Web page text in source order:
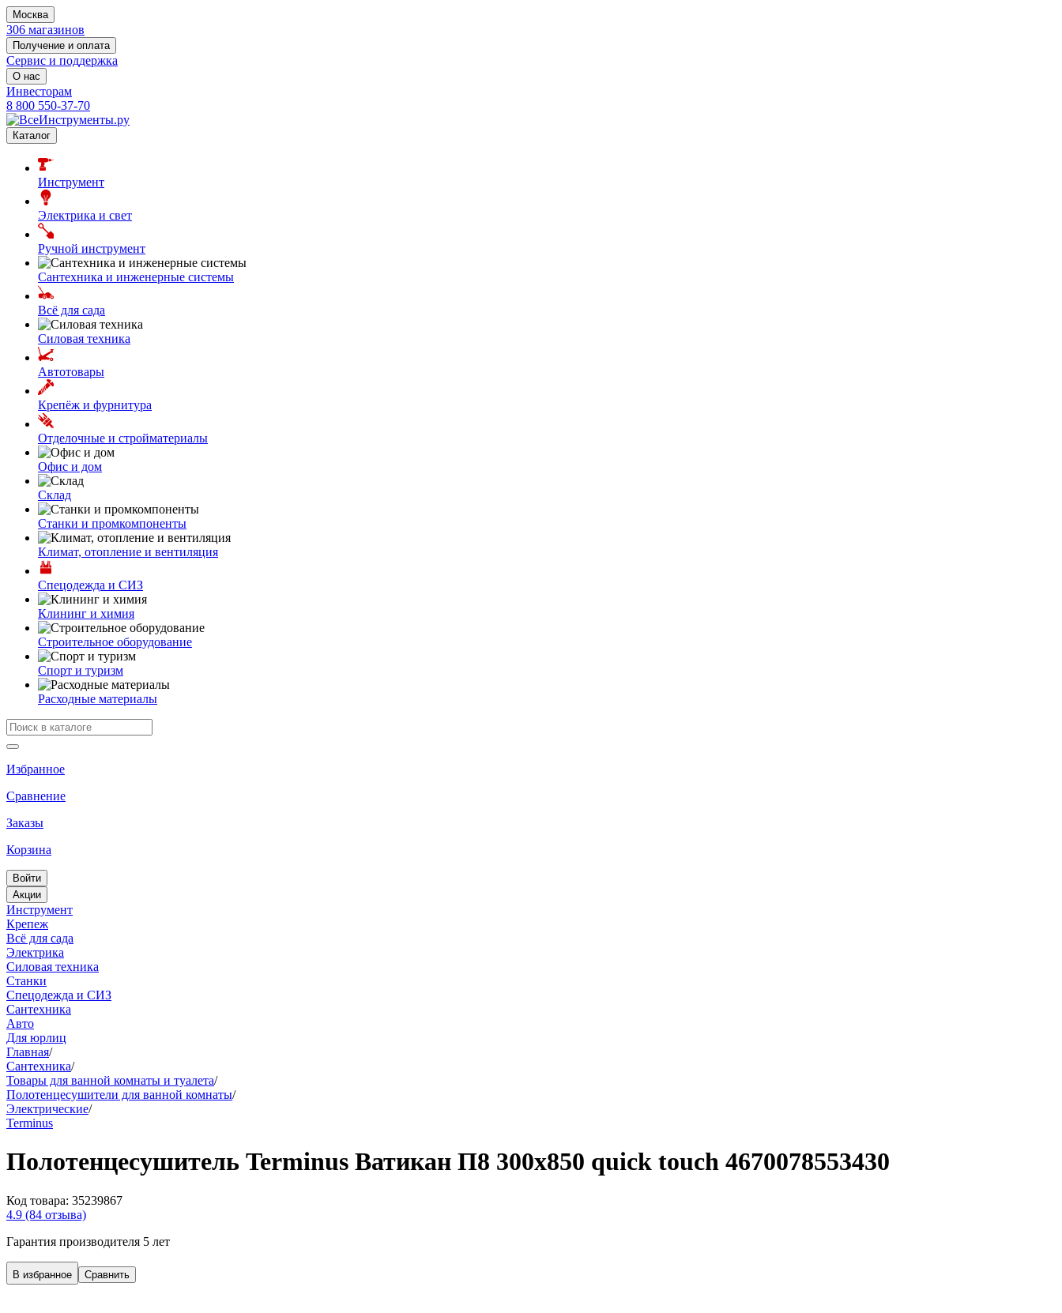
Москва
306 магазинов
Получение и оплата
Сервис и поддержка
О нас
Инвесторам
8 800 550-37-70
Каталог
Инструмент
Электрика и свет
Ручной инструмент
Сантехника и инженерные системы
Всё для сада
Силовая техника
Автотовары
Крепёж и фурнитура
Отделочные и стройматериалы
Офис и дом
Склад
Станки и промкомпоненты
Климат, отопление и вентиляция
Спецодежда и СИЗ
Клининг и химия
Строительное оборудование
Спорт и туризм
Расходные материалы
Избранное
Сравнение
Заказы
Корзина
Войти
Акции
Инструмент
Крепеж
Всё для сада
Электрика
Силовая техника
Станки
Спецодежда и СИЗ
Сантехника
Авто
Для юрлиц
Главная/
Сантехника/
Товары для ванной комнаты и туалета/
Полотенцесушители для ванной комнаты/
Электрические/
Terminus
Полотенцесушитель Terminus Ватикан П8 300x850 quick touch 4670078553430
Код товара: 35239867
4.9 (84 отзыва)
Гарантия производителя 5 лет
В избранное Сравнить